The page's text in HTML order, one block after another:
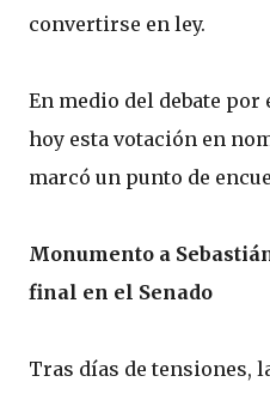
convertirse en ley.
En medio del debate por
hoy esta votación en
marcó un punto de
Monumento a
final en el Senado
Tras días de tensiones,